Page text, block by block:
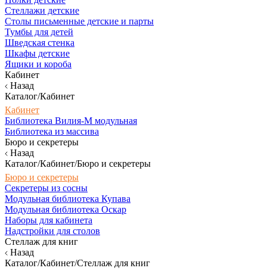
Стеллажи детские
Столы письменные детские и парты
Тумбы для детей
Шведская стенка
Шкафы детские
Ящики и короба
Кабинет
Назад
Каталог/Кабинет
Кабинет
Библиотека Вилия-М модульная
Библиотека из массива
Бюро и секретеры
Назад
Каталог/Кабинет/Бюро и секретеры
Бюро и секретеры
Секретеры из сосны
Модульная библиотека Купава
Модульная библиотека Оскар
Наборы для кабинета
Надстройки для столов
Стеллаж для книг
Назад
Каталог/Кабинет/Стеллаж для книг